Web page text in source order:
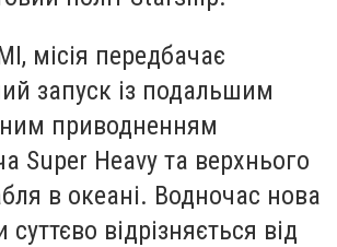
місія передбачає
запуск із подальшим
приводненням
Super Heavy та верхнього
в океані. Водночас нова
суттєво відрізняється від